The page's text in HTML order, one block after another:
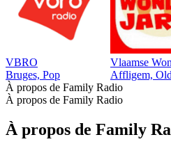
VBRO
Bruges, Pop
Vlaamse
Affligem,
À propos de Family Radio
À propos de Family Radio
À propos de Family